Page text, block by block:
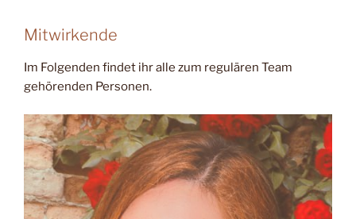
Mitwirkende
Im Folgenden findet ihr alle zum regulären Team
gehörenden Personen.